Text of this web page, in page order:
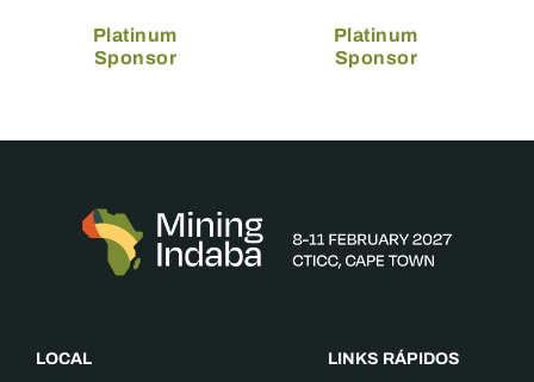
Platinum
Sponsor
Platinum
Sponsor
LOCAL
LINKS RÁPIDOS